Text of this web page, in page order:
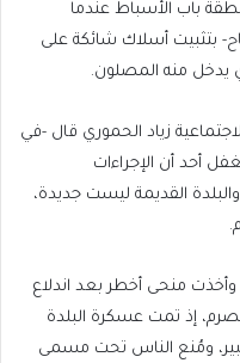
باب الأسباط عندما
بتثبيت أسلاك شائكة على
يدخل منه المصلون.
زياد الحموري قال -في
أحد أن الإجراءات
القديمة ليست جديدة،
منحى أخطر بعد اندلاع
إذ تمت عسكرة البلدة
ومُنع الناس تحت مسمى